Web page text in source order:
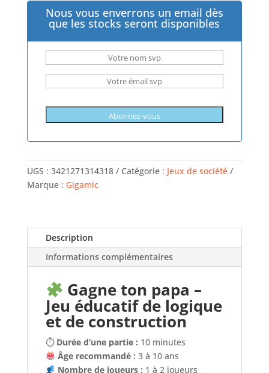
Nous vous enverrons un email dès
que les stocks seront disponibles
UGS : 3421271314318 Catégorie : Jeux de société
Marque : Gigamic
Description
Informations complémentaires
Gagne ton papa –
Jeu éducatif de logique
et de construction
⏱ Durée d’une partie : 10 minutes
Âge recommandé : 3 à 10 ans
Nombre de joueurs : 1 à 2 joueurs